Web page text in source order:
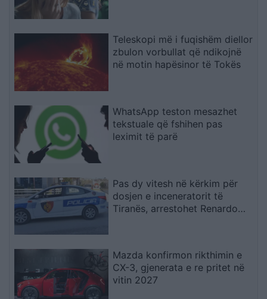
Teleskopi më i fuqishëm diellor
zbulon vorbullat që ndikojnë
në motin hapësinor të Tokës
WhatsApp teston mesazhet
tekstuale që fshihen pas
leximit të parë
Pas dy vitesh në kërkim për
dosjen e inceneratorit të
Tiranës, arrestohet Renardo
Mazda konfirmon rikthimin e
CX-3, gjenerata e re pritet në
vitin 2027